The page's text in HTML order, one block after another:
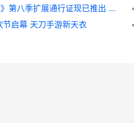
《群星：主机版》第八季扩展通行证现已推出 群星主机板
节启幕 天刀手游新天衣